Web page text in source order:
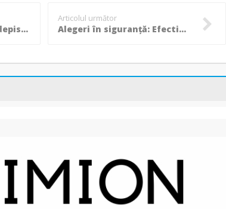
Pistol deținut ilegal, depistat de polițiști la locuința unui bărbat din Botoșani!
Articolul următor
Alegeri în siguranță: Efectivele MAI de pe raza județului Botoșani vor fi la datorie! (Video)